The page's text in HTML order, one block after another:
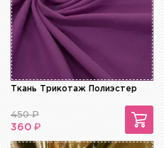
Ткань Трикотаж Полиэстер
450₽
360 ₽